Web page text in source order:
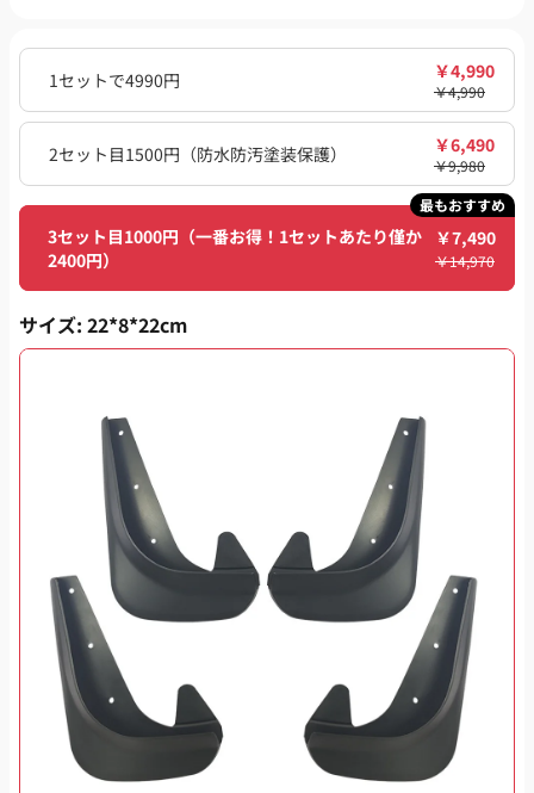
1セットで4990円 ￥4,990
￥4,990
2セット目1500円（防水防汚塗装保護） ￥9,980
￥6,490
3セット目1000円（一番お得！1セットあたり僅か
2400円）
￥14,970
￥7,490
最もおすすめ
サイズ: 22*8*22cm